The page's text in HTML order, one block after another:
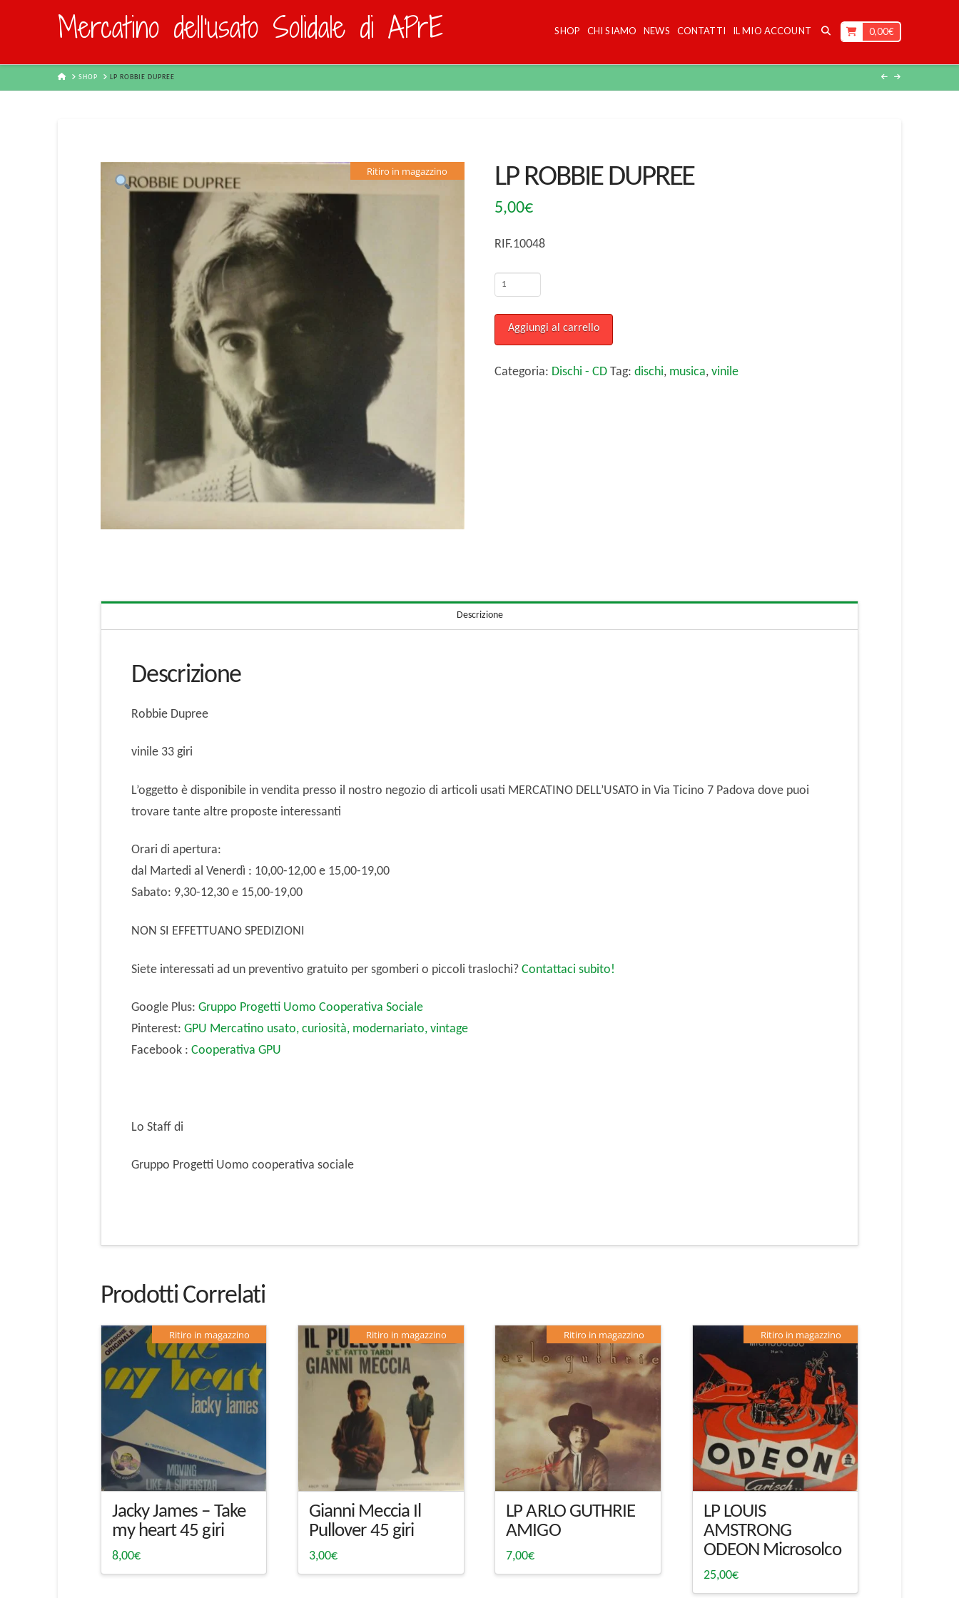
Mercatino dell'usato Solidale di APrE SHOP CHI SIAMO NEWS CONTATTI IL MIO ACCOUNT 0,00€
HOMESHOP LP ROBBIE DUPREE
Ritiro in magazzino LP ROBBIE DUPREE
5,00€
RIF.10048
LP
DUPREE
quantità
Aggiungi al carrello
Categoria: Dischi - CD Tag:dischi, musica,vinile
Descrizione
Descrizione
Robbie Dupree
vinile 33 giri
L’oggetto è disponibile in vendita presso il nostro negozio di articoli usati MERCATINO DELL’USATO in Via Ticino 7 Padova dove puoi
trovare tante altre proposte interessanti
Orari di apertura:
dal Martedi al Venerdì : 10,00-12,00 e 15,00-19,00
Sabato: 9,30-12,30 e 15,00-19,00
NON SI EFFETTUANO SPEDIZIONI
Siete interessati ad un preventivo gratuito per sgomberi o piccoli traslochi?Contattaci subito!
Google Plus:Gruppo Progetti Uomo Cooperativa Sociale
Pinterest:GPU Mercatino usato, curiosità, modernariato, vintage
Facebook :Cooperativa GPU
Lo Staff di
Gruppo Progetti Uomo cooperativa sociale
Prodotti Correlati
Ritiro in magazzino
Jacky James – Take
my heart 45 giri
8,00€
Ritiro in magazzino
Gianni Meccia Il
Pullover 45 giri
3,00€
Ritiro in magazzino
LP ARLO GUTHRIE
AMIGO
7,00€
Ritiro in magazzino
LP LOUIS
AMSTRONG
ODEON Microsolco
25,00€